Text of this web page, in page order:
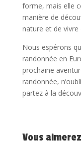
forme, mais elle
manière de
nature et de vivre
Nous espérons
randonnée en
prochaine
randonnée,
partez à la
Vous